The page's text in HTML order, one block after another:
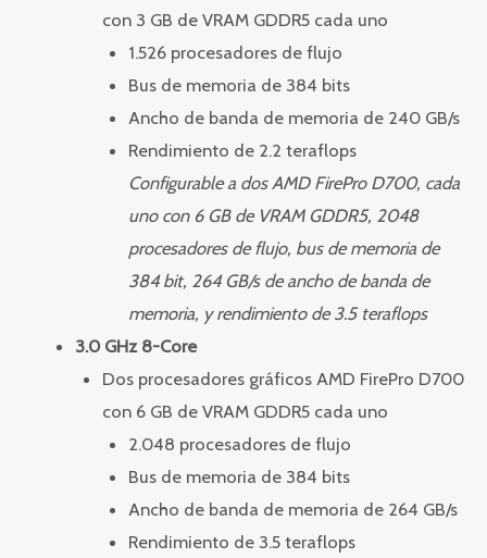
con 3 GB de VRAM GDDR5 cada uno
1.526 procesadores de flujo
Bus de memoria de 384 bits
Ancho de banda de memoria de 240 GB/s
Rendimiento de 2.2 teraflops
Configurable a dos AMD FirePro D700, cada
uno con 6 GB de VRAM GDDR5, 2048
procesadores de flujo, bus de memoria de
384 bit, 264 GB/sde ancho de banda de
memoria, y rendimiento de 3.5 teraflops
3.0 GHz 8-Core
Dos procesadores gráficos AMD FirePro D700
con 6 GB de VRAM GDDR5 cada uno
2.048 procesadores de flujo
Bus de memoria de 384 bits
Ancho de banda de memoria de 264 GB/s
Rendimiento de 3.5 teraflops